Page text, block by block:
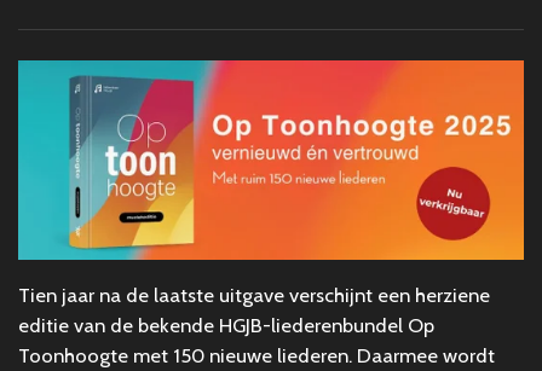
Tien jaar na de laatste uitgave verschijnt een herziene
editie van de bekende HGJB-liederenbundel Op
Toonhoogte met 150 nieuwe liederen. Daarmee wordt